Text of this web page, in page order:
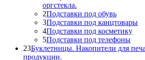
оргстекла.
2Подставки под обувь
3Подставки под канцтовары
4Подставки под косметику
5Подставки под телефоны
23Буклетницы. Накопители для
продукции.